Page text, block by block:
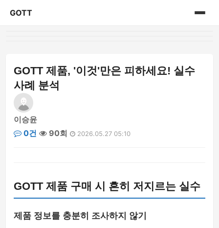
GOTT
GOTT 제품, '이것'만은 피하세요! 실수
사례 분석
이승윤
0건
90회 2026.05.27 05:10
GOTT 제품 구매 시 흔히 저지르는 실수
제품 정보를 충분히 조사하지 않기